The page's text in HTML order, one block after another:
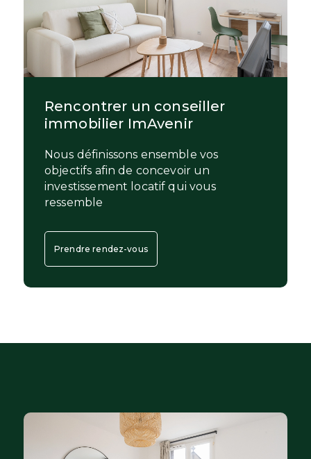
Rencontrer un conseiller
immobilier ImAvenir
Nous définissons ensemble vos
objectifs afin de concevoir un
investissement locatif qui vous
ressemble
Prendre rendez-vous